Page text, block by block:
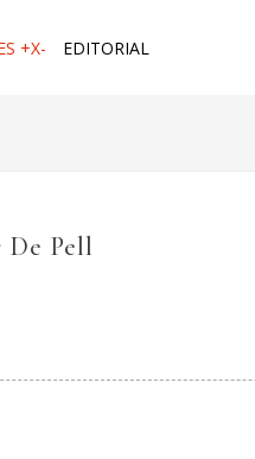
+X- EDITORIAL
Pell